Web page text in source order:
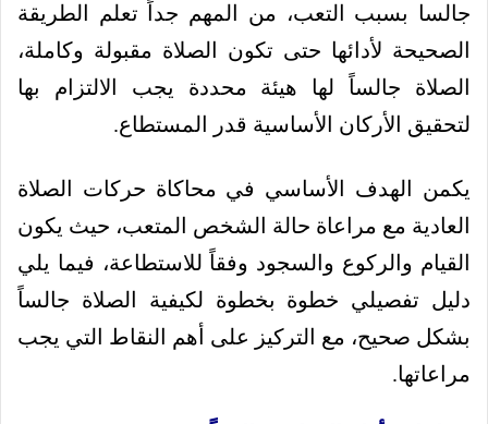
جالسا بسبب التعب، من المهم جداً تعلم الطريقة
الصحيحة لأدائها حتى تكون الصلاة مقبولة وكاملة،
الصلاة جالساً لها هيئة محددة يجب الالتزام بها
لتحقيق الأركان الأساسية قدر المستطاع.
يكمن الهدف الأساسي في محاكاة حركات الصلاة
العادية مع مراعاة حالة الشخص المتعب، حيث يكون
القيام والركوع والسجود وفقاً للاستطاعة، فيما يلي
دليل تفصيلي خطوة بخطوة لكيفية الصلاة جالساً
بشكل صحيح، مع التركيز على أهم النقاط التي يجب
مراعاتها.